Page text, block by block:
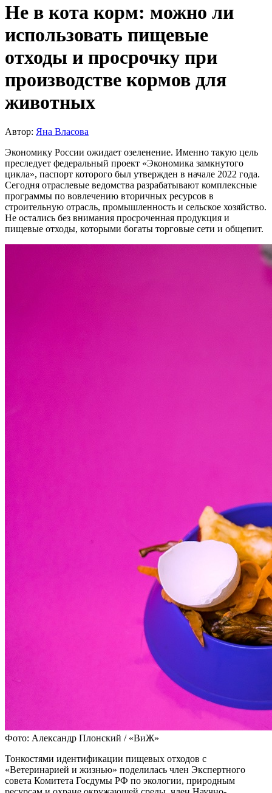
Не в кота корм: можно ли
использовать пищевые
отходы и просрочку при
производстве кормов для
животных
Автор: Яна Власова
Экономику России ожидает озеленение. Именно такую цель
преследует федеральный проект «Экономика замкнутого
цикла», паспорт которого был утвержден в начале 2022 года.
Сегодня отраслевые ведомства разрабатывают комплексные
программы по вовлечению вторичных ресурсов в
строительную отрасль, промышленность и сельское хозяйство.
Не остались без внимания просроченная продукция и
пищевые отходы, которыми богаты торговые сети и общепит.
Фото: Александр Плонский / «ВиЖ»
Тонкостями идентификации пищевых отходов с
«Ветеринарией и жизнью» поделилась член Экспертного
совета Комитета Госдумы РФ по экологии, природным